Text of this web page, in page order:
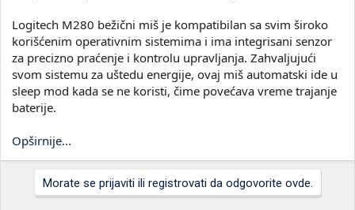
Logitech M280 bežični miš je kompatibilan sa svim široko
korišćenim operativnim sistemima i ima integrisani senzor
za precizno praćenje i kontrolu upravljanja. Zahvaljujući
svom sistemu za uštedu energije, ovaj miš automatski ide u
sleep mod kada se ne koristi, čime povećava vreme trajanje
baterije.
Opširnije...
Morate se prijaviti ili registrovati da odgovorite ovde.